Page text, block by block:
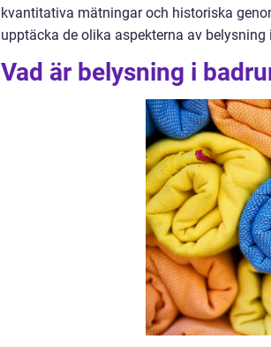
kvantitativa mätningar och historiska
upptäcka de olika aspekterna av belysning
Vad är belysning i